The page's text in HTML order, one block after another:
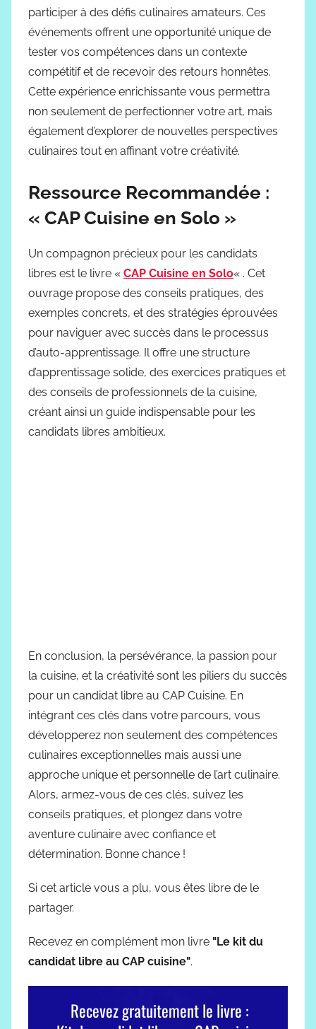
participer à des défis culinaires amateurs. Ces
événements offrent une opportunité unique de
tester vos compétences dans un contexte
compétitif et de recevoir des retours honnêtes.
Cette expérience enrichissante vous permettra
non seulement de perfectionner votre art, mais
également d’explorer de nouvelles perspectives
culinaires tout en affinant votre créativité.
Ressource Recommandée :
« CAP Cuisine en Solo »
Un compagnon précieux pour les candidats
libres est le livre « CAP Cuisine en Solo« . Cet
ouvrage propose des conseils pratiques, des
exemples concrets, et des stratégies éprouvées
pour naviguer avec succès dans le processus
d’auto-apprentissage. Il offre une structure
d’apprentissage solide, des exercices pratiques et
des conseils de professionnels de la cuisine,
créant ainsi un guide indispensable pour les
candidats libres ambitieux.
En conclusion, la persévérance, la passion pour
la cuisine, et la créativité sont les piliers du succès
pour un candidat libre au CAP Cuisine. En
intégrant ces clés dans votre parcours, vous
développerez non seulement des compétences
culinaires exceptionnelles mais aussi une
approche unique et personnelle de l’art culinaire.
Alors, armez-vous de ces clés, suivez les
conseils pratiques, et plongez dans votre
aventure culinaire avec confiance et
détermination. Bonne chance !
Si cet article vous a plu, vous êtes libre de le
partager.
Recevez en complément mon livre "Le kit du
candidat libre au CAP cuisine".